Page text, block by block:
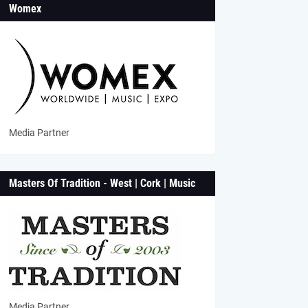
Womex
Media Partner
Masters Of Tradition - West | Cork | Music